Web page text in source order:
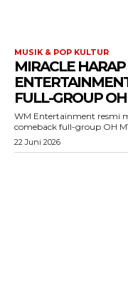
MUSIK & POP KULTUR
MIRACLE
FULL-GROUP
WM Entertainment resmi
comeback full-group OH
22 Juni 2026